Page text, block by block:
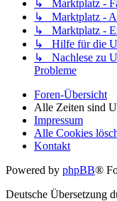
↳ Marktplatz -
↳ Marktplatz -
↳ Marktplatz -
↳ Hilfe für die
↳ Nachlese zu
Probleme
Foren-Übersicht
Alle Zeiten sind
Impressum
Alle Cookies
Kontakt
Powered by phpBB®
Deutsche Übersetzung